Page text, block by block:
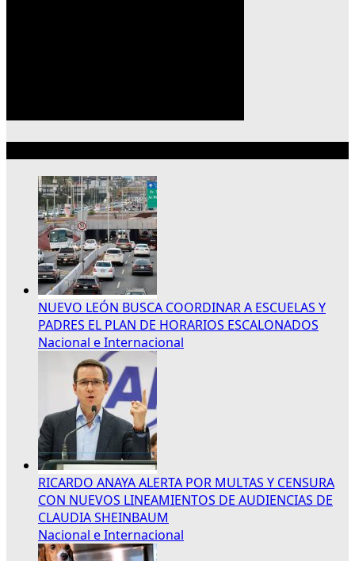
NUEVO LEÓN BUSCA COORDINAR A ESCUELAS Y
PADRES EL PLAN DE HORARIOS ESCALONADOS
Nacional e Internacional
RICARDO ANAYA ALERTA POR MULTAS Y CENSURA
CON NUEVOS LINEAMIENTOS DE AUDIENCIAS DE
CLAUDIA SHEINBAUM
Nacional e Internacional